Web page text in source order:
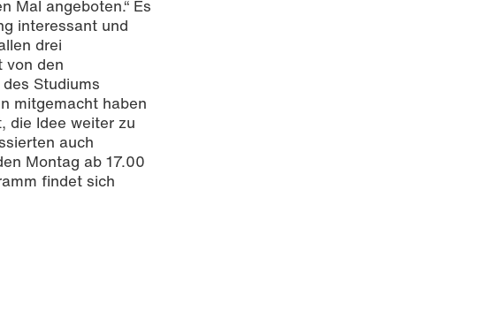
Mal angeboten.“ Es
interessant und
drei
von den
Studiums
mitgemacht haben
die Idee weiter zu
auch
Montag ab 17.00
findet sich